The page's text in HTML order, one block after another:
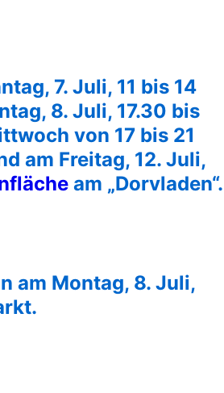
7. Juli, 11 bis 14
8. Juli, 17.30 bis
von 17 bis 21
am Freitag, 12. Juli,
am „Dorvladen“.
am Montag, 8. Juli,